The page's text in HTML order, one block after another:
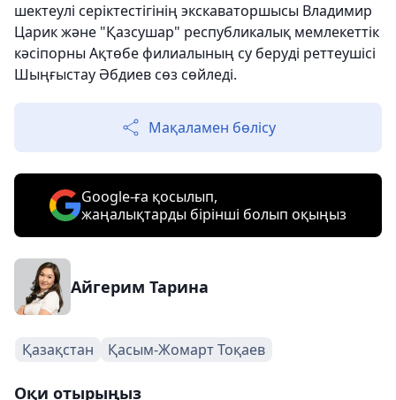
шектеулі серіктестігінің экскаваторшысы Владимир
Царик және "Қазсушар" республикалық мемлекеттік
кәсіпорны Ақтөбе филиалының су беруді реттеушісі
Шыңғыстау Әбдиев сөз сөйледі.
Мақаламен бөлісу
Google-ға қосылып,
жаңалықтарды бірінші болып оқыңыз
Айгерим Тарина
Қазақстан Қасым-Жомарт Тоқаев
Оқи отырыңыз